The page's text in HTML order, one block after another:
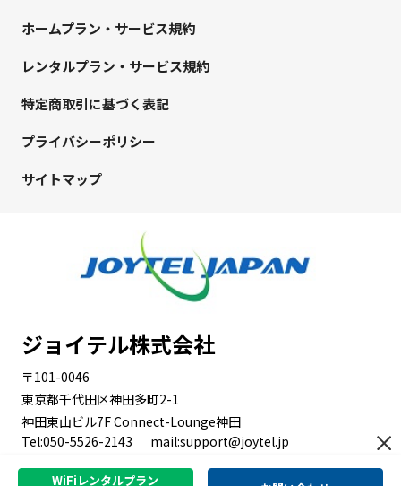
ホームプラン・サービス規約
レンタルプラン・サービス規約
特定商取引に基づく表記
プライバシーポリシー
サイトマップ
ジョイテル株式会社
〒101-0046
東京都千代田区神田多町2-1
神田東山ビル7F Connect-Lounge神田
Tel:050-5526-2143
mail:support@joytel.jp
WiFiレンタルプラン